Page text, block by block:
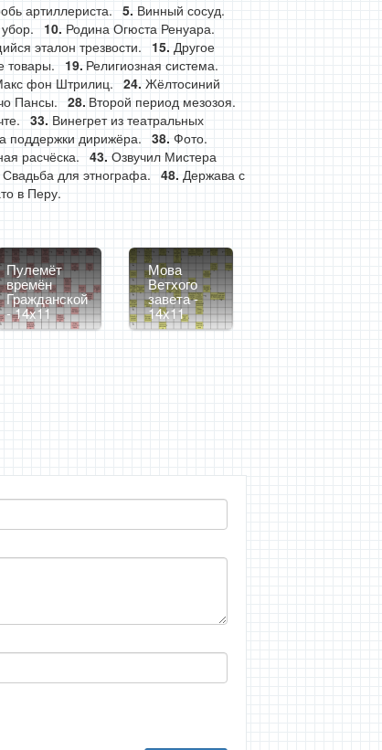
артиллериста.
Винный сосуд.
Родина Огюста Ренуара.
эталон трезвости.
Другое
товары.
Религиозная система.
фон Штрилиц.
Жёлтосиний
Пансы.
Второй период мезозоя.
Винегрет из театральных
поддержки дирижёра.
Фото.
расчёска.
Озвучил Мистера
Свадьба для этнографа.
Держава с
в Перу.
Пулемёт
времён
Гражданской
- 14x11
Мова
Ветхого
завета -
14x11